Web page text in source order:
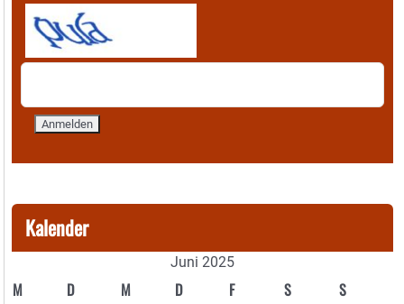
Kalender
Juni 2025
M D M D F S S